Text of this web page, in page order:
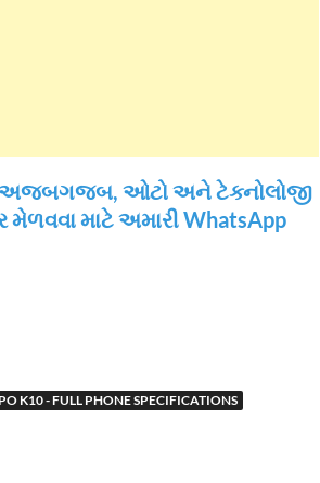
અજબગજબ, ઓટો અને ટેક્નોલોજી
મેળવવા માટે અમારી WhatsApp
K10 - FULL PHONE SPECIFICATIONS